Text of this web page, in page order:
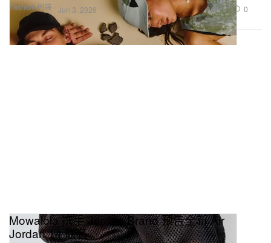
Fashion 时装 Jun 3, 2026 251 0
Mowalola 携手 Jordan Brand 预告全新 Air
Jordan 14 联名